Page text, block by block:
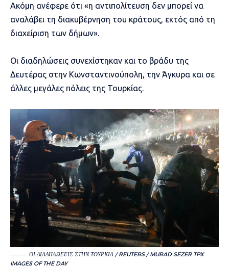
Ακόμη ανέφερε ότι «η αντιπολίτευση δεν μπορεί να
αναλάβει τη διακυβέρνηση του κράτους, εκτός από τη
διαχείριση των δήμων».
Οι διαδηλώσεις συνεχίστηκαν και το βράδυ της
Δευτέρας στην Κωνσταντινούπολη, την Άγκυρα και σε
άλλες μεγάλες πόλεις της Τουρκίας.
ΟΙ ΔΙΑΔΗΛΏΣΕΙΣ ΣΤΗΝ ΤΟΥΡΚΊΑ / REUTERS / MURAD SEZER TPX
IMAGES OF THE DAY